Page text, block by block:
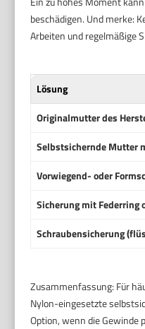
beschädigen. Und merke:
Arbeiten und regelmäßige
Lösung
Originalmutter des
Selbstsichernde Mutter
Vorwiegend- oder
Sicherung mit Federring
Schraubensicherung
Zusammenfassung: Für
Nylon-eingesetzte
Option, wenn die Gewinde